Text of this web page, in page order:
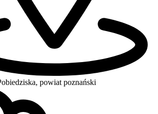
powiat poznański